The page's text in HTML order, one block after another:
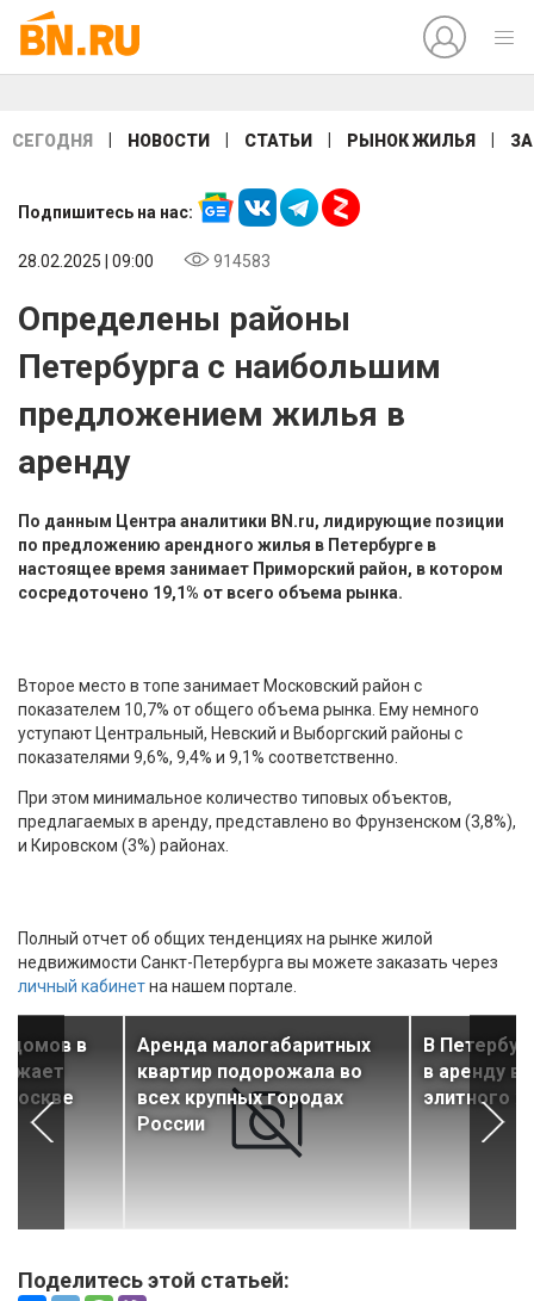
СЕГОДНЯ НОВОСТИ СТАТЬИ РЫНОК ЖИЛЬЯ
Подпишитесь на нас:
28.02.2025 | 09:00 914583
Определены районы
Петербурга с наибольшим
предложением жилья в
аренду
По данным Центра аналитики BN.ru, лидирующие позиции
по предложению арендного жилья в Петербурге в
настоящее время занимает Приморский район, в котором
сосредоточено 19,1% от всего объема рынка.
Второе место в топе занимает Московский район с
показателем 10,7% от общего объема рынка. Ему немного
уступают Центральный, Невский и Выборгский районы с
показателями 9,6%, 9,4% и 9,1% соответственно.
При этом минимальное количество типовых объектов,
предлагаемых в аренду, представлено во Фрунзенском (3,8%),
и Кировском (3%) районах.
Полный отчет об общих тенденциях на рынке жилой
недвижимости Санкт-Петербурга вы можете заказать через
личный кабинетна нашем портале.
домов в
Аренда малогабаритных
квартир подорожала во
всех крупных городах
России
В
в аренду
элитного
Поделитесь этой статьей: